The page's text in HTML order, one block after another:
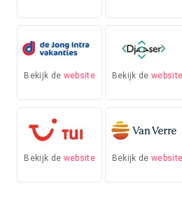
Bekijk de website Bekijk dewebsite
Bekijk de website Bekijk dewebsite